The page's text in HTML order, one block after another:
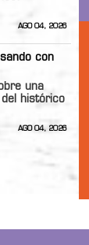
AGO 04, 2026
con
una
histórico
AGO 04, 2026